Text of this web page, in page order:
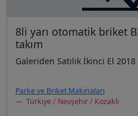
8li yarı otomatik briket
takım
Galeriden Satılık İkinci El
Parke ve Briket Makinaları
Türkiye / Nevşehir / Kozaklı